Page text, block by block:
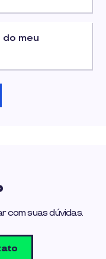
meu
com suas dúvidas.